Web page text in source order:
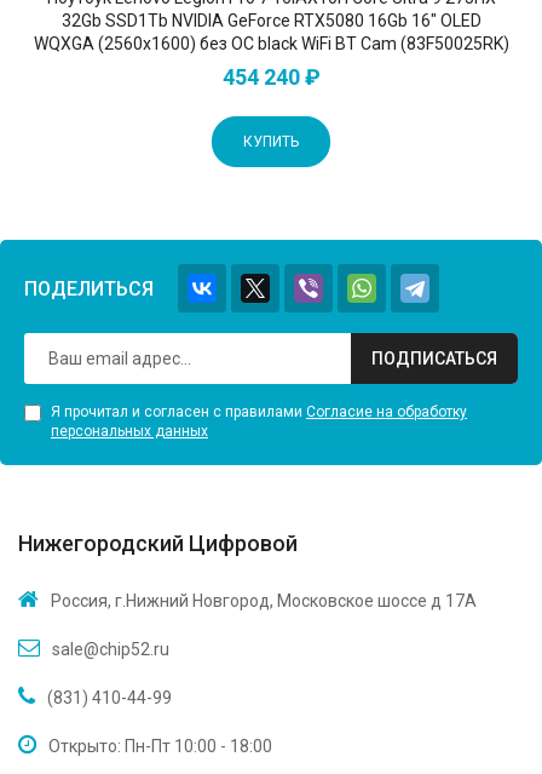
32Gb SSD1Tb NVIDIA GeForce RTX5080 16Gb 16" OLED
WQXGA (2560x1600) без ОС black WiFi BT Cam (83F50025RK)
454 240 ₽
КУПИТЬ
ПОДЕЛИТЬСЯ
ПОДПИСАТЬСЯ
Я прочитал и согласен с правилами Согласие на обработку
персональных данных
Нижегородский Цифровой
Россия, г.Нижний Новгород, Московское шоссе д 17А
sale@chip52.ru
(831) 410-44-99
Открыто: Пн-Пт 10:00 - 18:00